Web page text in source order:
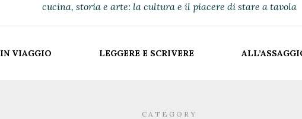
cucina, storia e arte: la cultura e il piacere di stare a tavola
IN VIAGGIO LEGGERE E SCRIVERE
CATEGORY